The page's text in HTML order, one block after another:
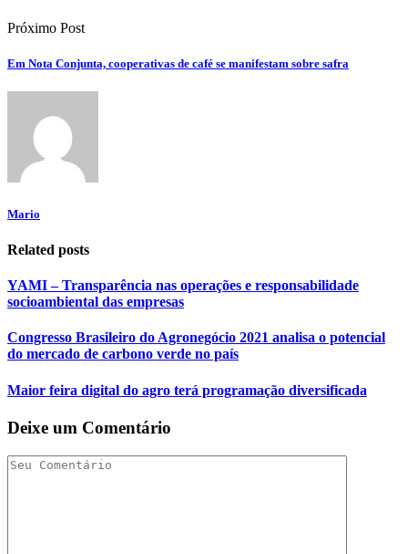
Próximo Post
Em Nota Conjunta, cooperativas de café se manifestam sobre safra
Mario
Related posts
YAMI – Transparência nas operações e responsabilidade
socioambiental das empresas
Congresso Brasileiro do Agronegócio 2021 analisa o potencial
do mercado de carbono verde no país
Maior feira digital do agro terá programação diversificada
Deixe um Comentário